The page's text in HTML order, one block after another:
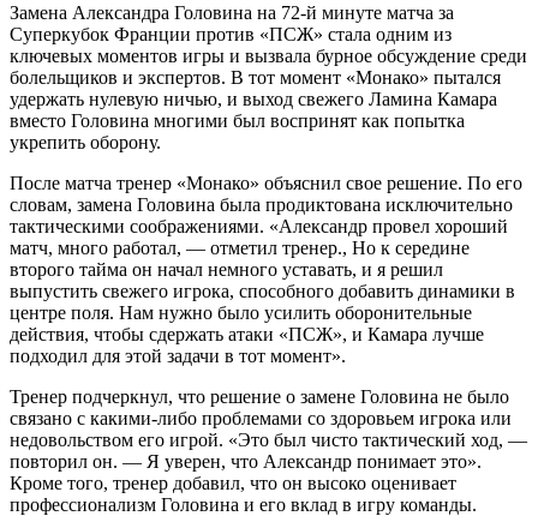
Замена Александра Головина на 72-й минуте матча за
Суперкубок Франции против «ПСЖ» стала одним из
ключевых моментов игры и вызвала бурное обсуждение среди
болельщиков и экспертов. В тот момент «Монако» пытался
удержать нулевую ничью, и выход свежего Ламина Камара
вместо Головина многими был воспринят как попытка
укрепить оборону.
После матча тренер «Монако» объяснил свое решение. По его
словам, замена Головина была продиктована исключительно
тактическими соображениями. «Александр провел хороший
матч, много работал, — отметил тренер., Но к середине
второго тайма он начал немного уставать, и я решил
выпустить свежего игрока, способного добавить динамики в
центре поля. Нам нужно было усилить оборонительные
действия, чтобы сдержать атаки «ПСЖ», и Камара лучше
подходил для этой задачи в тот момент».
Тренер подчеркнул, что решение о замене Головина не было
связано с какими-либо проблемами со здоровьем игрока или
недовольством его игрой. «Это был чисто тактический ход, —
повторил он. — Я уверен, что Александр понимает это».
Кроме того, тренер добавил, что он высоко оценивает
профессионализм Головина и его вклад в игру команды.